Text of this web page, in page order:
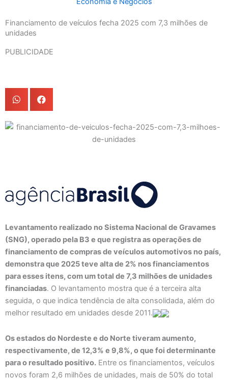
Financiamento de veículos fecha 2025 com 7,3 milhões de
unidades
PUBLICIDADE
Levantamento realizado no Sistema Nacional de Gravames
(SNG), operado pela B3 e que registra as operações de
financiamento de compras de veículos automotivos no país,
demonstra que 2025 teve alta de 2% nos financiamentos
para esses itens, com um total de 7,3 milhões de unidades
financiadas. O levantamento mostra que é a terceira alta
seguida, o que indica tendência de alta consolidada, além do
melhor resultado em unidades desde 2011.
Os estados do Nordeste e do Norte tiveram aumento,
respectivamente, de 12,3% e 9,8%, o que foi determinante
para o resultado positivo. Entre os financiamentos, veículos
novos foram 2,6 milhões de unidades, mais de 50% do total